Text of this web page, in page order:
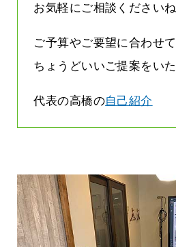
お気軽にご相談くださいね
ご予算やご要望に合わせて
ちょうどいいご提案をいた
代表の高橋の自己紹介